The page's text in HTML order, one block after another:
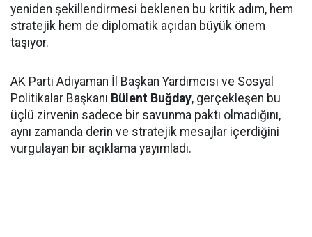
yeniden şekillendirmesi beklenen bu kritik adım, hem
stratejik hem de diplomatik açıdan büyük önem
taşıyor.
AK Parti Adıyaman İl Başkan Yardımcısı ve Sosyal
Politikalar Başkanı Bülent Buğday, gerçekleşen bu
üçlü zirvenin sadece bir savunma paktı olmadığını,
aynı zamanda derin ve stratejik mesajlar içerdiğini
vurgulayan bir açıklama yayımladı.